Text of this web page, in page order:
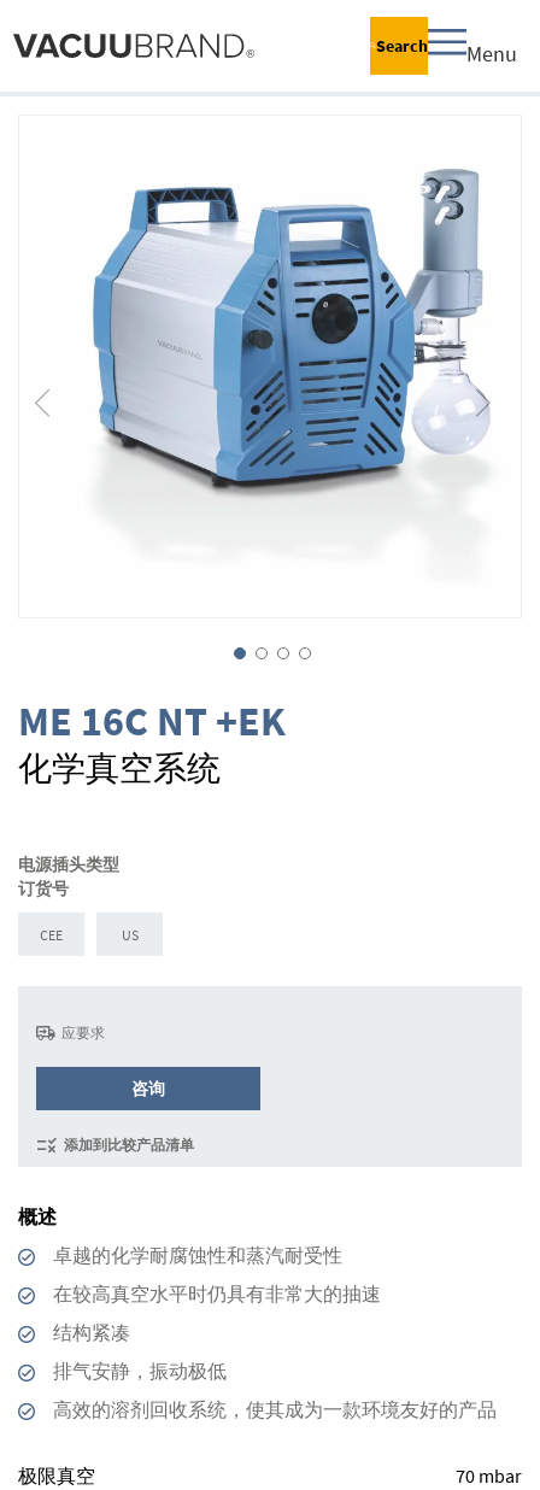
Search Menu
转
到
图
像
头
ME 16C NT +EK
化学真空系统
概述
卓越的化学耐腐蚀性和蒸汽耐受性
在较高真空水平时仍具有非常大的抽速
结构紧凑
排气安静，振动极低
高效的溶剂回收系统，使其成为一款环境友好的产品
极限真空
70 mbar
电源插头类型
订货号
CEE US
应要求
咨询
添加到比较产品清单